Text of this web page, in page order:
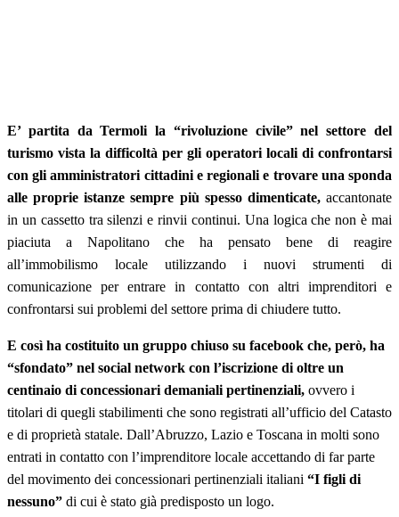
E’ partita da Termoli la “rivoluzione civile” nel settore del
turismo vista la difficoltà per gli operatori locali di confrontarsi
con gli amministratori cittadini e regionali e trovare una sponda
alle proprie istanze sempre più spesso dimenticate,accantonate
in un cassetto tra silenzi e rinvii continui. Una logica che non è mai
piaciuta a Napolitano che ha pensato bene di reagire
all’immobilismo locale utilizzando i nuovi strumenti di
comunicazione per entrare in contatto con altri imprenditori e
confrontarsi sui problemi del settore prima di chiudere tutto.
E così ha costituito un gruppo chiuso su facebook che, però, ha
“sfondato” nel social network con l’iscrizione di oltre un
centinaio di concessionari demaniali pertinenziali, ovvero i
titolari di quegli stabilimenti che sono registrati all’ufficio del Catasto
e di proprietà statale. Dall’Abruzzo, Lazio e Toscana in molti sono
entrati in contatto con l’imprenditore locale accettando di far parte
del movimento dei concessionari pertinenziali italiani “I figli di
nessuno” di cui è stato già predisposto un logo.